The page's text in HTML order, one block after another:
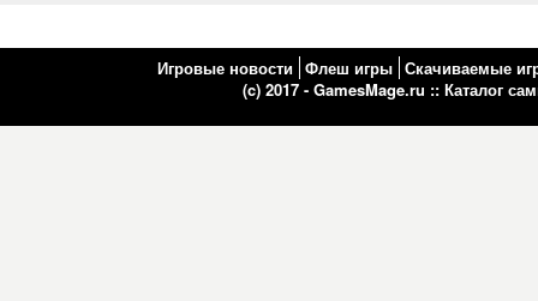
Игровые новости Флеш игры Скачиваемые
(c) 2017 - GamesMage.ru :: Каталог